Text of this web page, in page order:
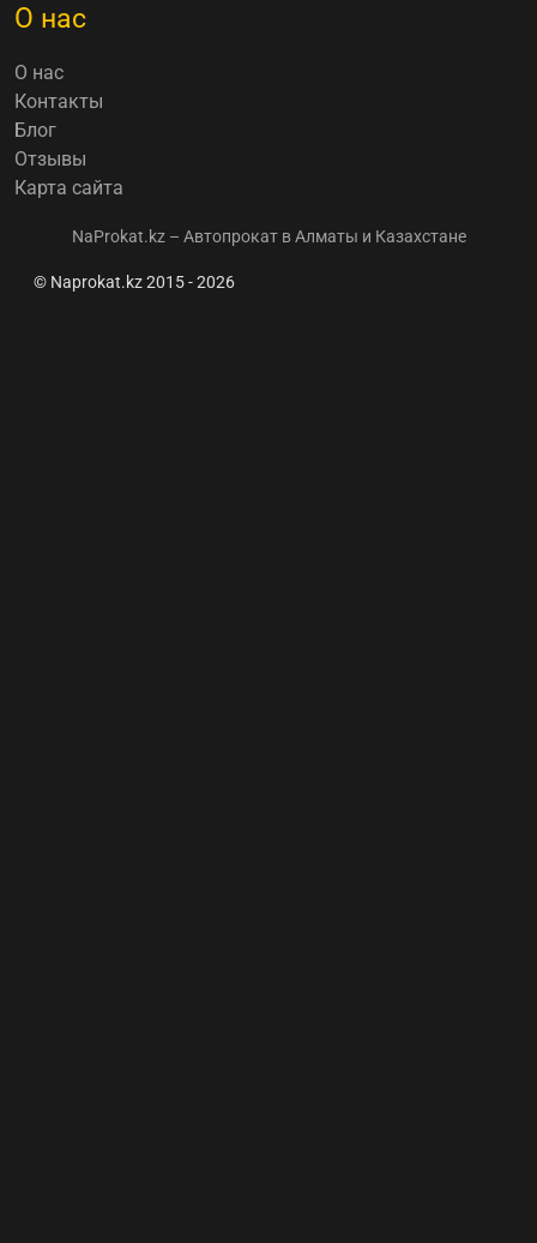
О нас
О нас
Контакты
Блог
Отзывы
Карта сайта
NaProkat.kz – Автопрокат в Алматы и Казахстане
© Naprokat.kz 2015 - 2026